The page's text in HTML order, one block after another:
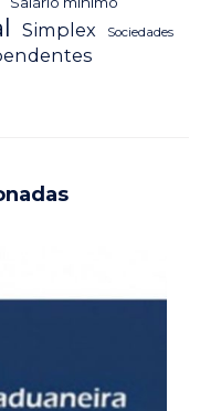
Simplex
Sociedades